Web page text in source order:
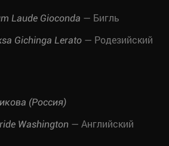
Laude Gioconda — Бигль
Gichinga Lerato — Родезийский
(Россия)
Washington — Английский